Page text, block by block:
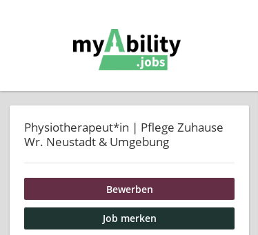
Physiotherapeut*in | Pflege Zuhause
Wr. Neustadt & Umgebung
Bewerben
Job merken